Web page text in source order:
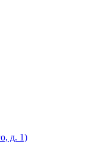
д. 1)